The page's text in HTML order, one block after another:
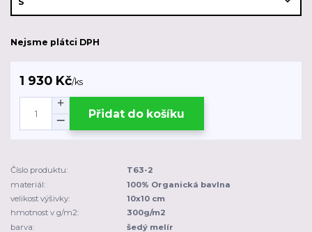
Nejsme plátci DPH
1 930 Kč/ks
Přidat do košíku
Číslo produktu:
T63-2
materiál:
100% Organická bavlna
velikost výšivky:
10x10 cm
hmotnost v g/m2:
300g/m2
barva:
šedý melír